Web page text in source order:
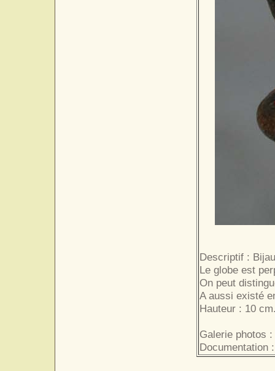
Descriptif :
Le globe est
On peut
A aussi existé
Hauteur : 10
Galerie photos :
Documentation :